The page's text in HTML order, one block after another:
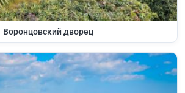
Воронцовский дворец